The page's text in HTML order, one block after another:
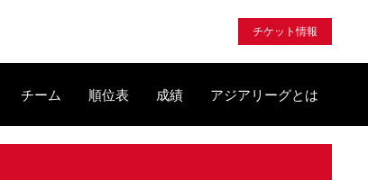
チケット情報
チーム 順位表 成績 アジアリーグとは